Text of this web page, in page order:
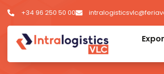
+34 96 250 50 00